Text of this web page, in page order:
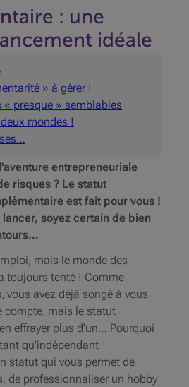
: une
idéale
» à gérer !
presque » semblables
mondes !
entrepreneuriale
risques ? Le statut
est fait pour vous !
soyez certain de bien
mais le monde des
toujours tenté ! Comme
vous avez déjà songé à vous
compte, mais le statut
effrayer plus d'un… Pourquoi
qu'indépendant
statut qui vous permet de
de professionnaliser un hobby